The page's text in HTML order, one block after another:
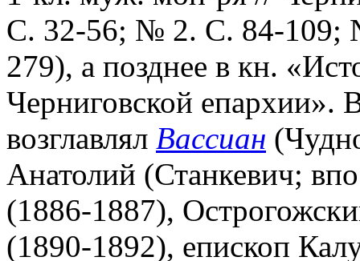
С. 32-56; № 2. C. 84-
279), а позднее в кн.
Черниговской епархии».
возглавлял Вассиан
Анатолий (Станкевич;
(1886-1887),
(1890-1892), епископ